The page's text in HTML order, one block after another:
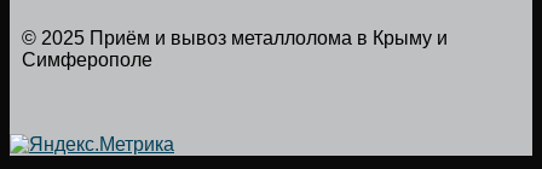
© 2025 Приём и вывоз металлолома в Крыму и
Симферополе